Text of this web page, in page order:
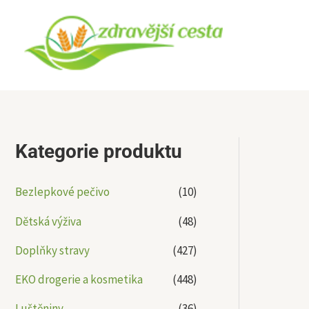
obsah
Kategorie produktu
Bezlepkové pečivo
(10)
Dětská výživa
(48)
Doplňky stravy
(427)
EKO drogerie a kosmetika
(448)